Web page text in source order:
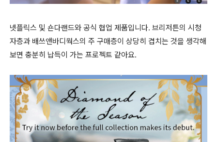
넷플릭스 및 숀다랜드와 공식 협업 제품입니다. 브리저튼의 시청
자층과 배쓰앤바디웍스의 주 구매층이 상당히 겹치는 것을 생각해
보면 충분히 납득이 가는 프로젝트 같아요.